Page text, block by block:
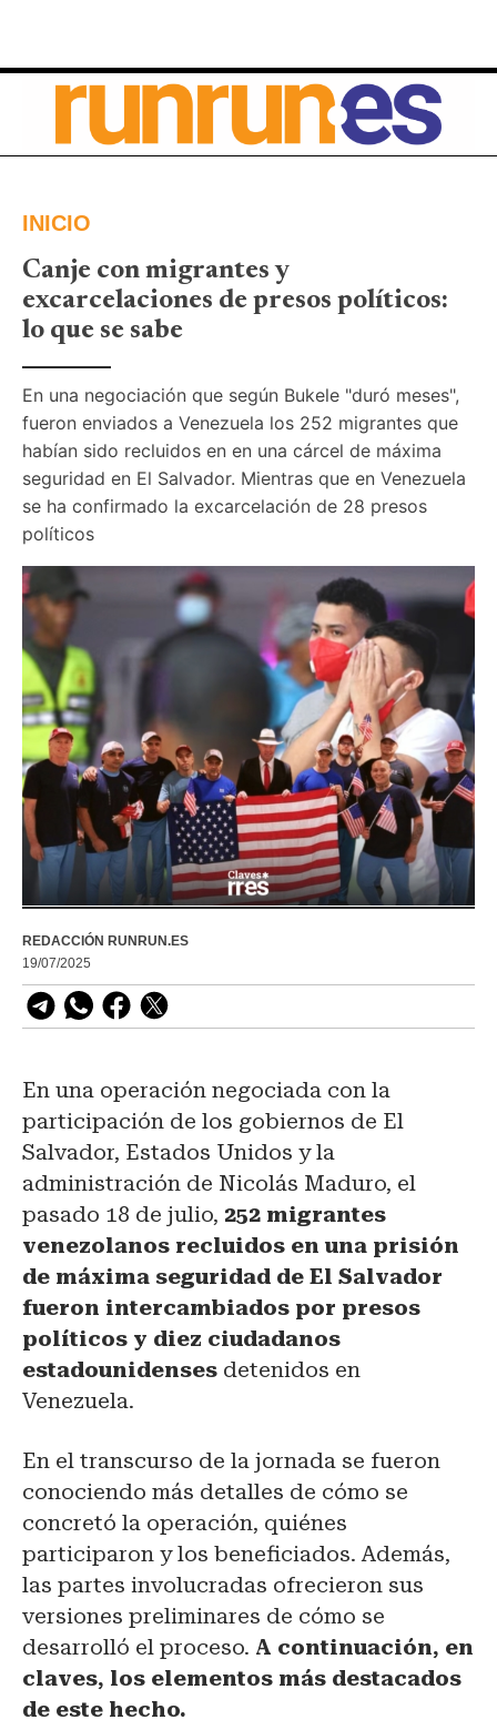
INICIO
Canje con migrantes y
excarcelaciones de presos políticos:
lo que se sabe
En una negociación que según Bukele "duró meses",
fueron enviados a Venezuela los 252 migrantes que
habían sido recluidos en en una cárcel de máxima
seguridad en El Salvador. Mientras que en Venezuela
se ha confirmado la excarcelación de 28 presos
políticos
REDACCIÓN RUNRUN.ES
19/07/2025
En una operación negociada con la
participación de los gobiernos de El
Salvador, Estados Unidos y la
administración de Nicolás Maduro, el
pasado 18 de julio, 252 migrantes
venezolanos recluidos en una prisión
de máxima seguridad de El Salvador
fueron intercambiados por presos
políticos y diez ciudadanos
estadounidenses detenidos en
Venezuela.
En el transcurso de la jornada se fueron
conociendo más detalles de cómo se
concretó la operación, quiénes
participaron y los beneficiados. Además,
las partes involucradas ofrecieron sus
versiones preliminares de cómo se
desarrolló el proceso. A continuación, en
claves, los elementos más destacados
de este hecho.